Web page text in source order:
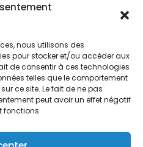
nous utilisons des
pour stocker et/ou accéder aux
de consentir à ces technologies
telles que le comportement
ce site. Le fait de ne pas
peut avoir un effet négatif
fonctions.
alertes municipales